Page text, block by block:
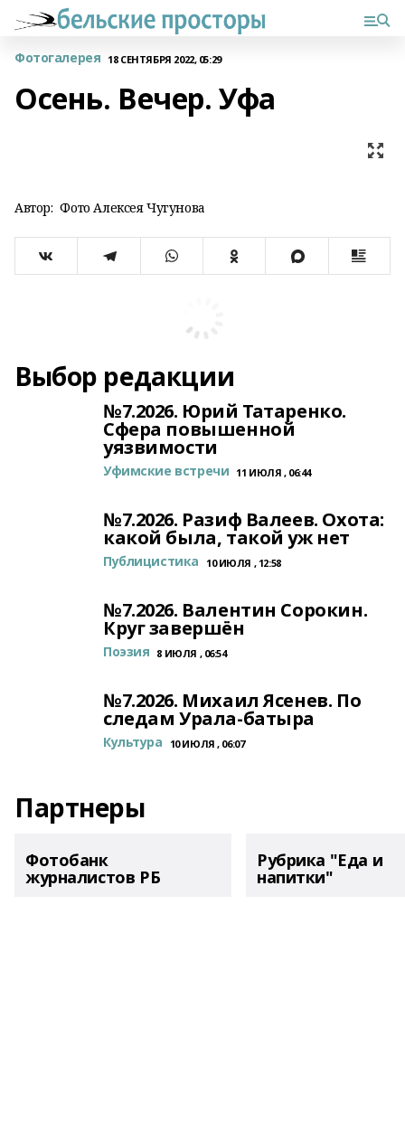
Фотогалерея 18 СЕНТЯБРЯ 2022, 05:29
Осень. Вечер. Уфа
Автор: Фото Алексея Чугунова
Выбор редакции
№7.2026. Юрий Татаренко.
Сфера повышенной
уязвимости
Уфимские встречи 11 ИЮЛЯ , 06:44
№7.2026. Разиф Валеев. Охота:
какой была, такой уж нет
Публицистика 10 ИЮЛЯ , 12:58
№7.2026. Валентин Сорокин.
Круг завершён
Поэзия 8 ИЮЛЯ , 06:54
№7.2026. Михаил Ясенев. По
следам Урала-батыра
Культура 10 ИЮЛЯ , 06:07
Партнеры
Фотобанк
журналистов РБ
Рубрика "Еда и
напитки"